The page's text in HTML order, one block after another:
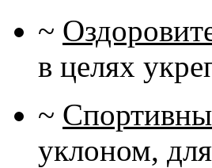
~
в целях
~
уклоном,